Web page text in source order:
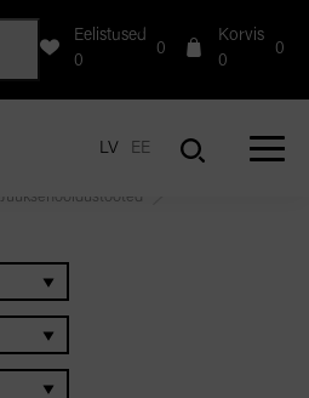
Eelistused
0
0
Korvis
0
0
LV EE
Juuksehooldustooted